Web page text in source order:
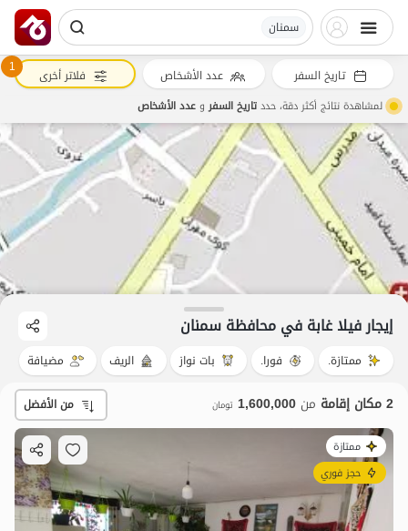
سمنان
إيجار فيلا غابة في محافظة سمنان
ممتازة. فورا. بات نواز الريف مضيافة
2 مكان إقامة من 1,600,000 تومان من الأفضل
ممتازة
حجز فوري
تاريخ السفر عدد الأشخاص 1 فلاتر أخرى
لمشاهدة نتائج أكثر دقة، حددتاريخ السفروعدد الأشخاص